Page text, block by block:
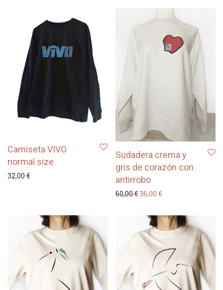
Camiseta VIVO
normal size
32,00 €
Sudadera crema y
gris de corazón con
antirrobo
60,00€El precio original era:
36,00 €El precio actual